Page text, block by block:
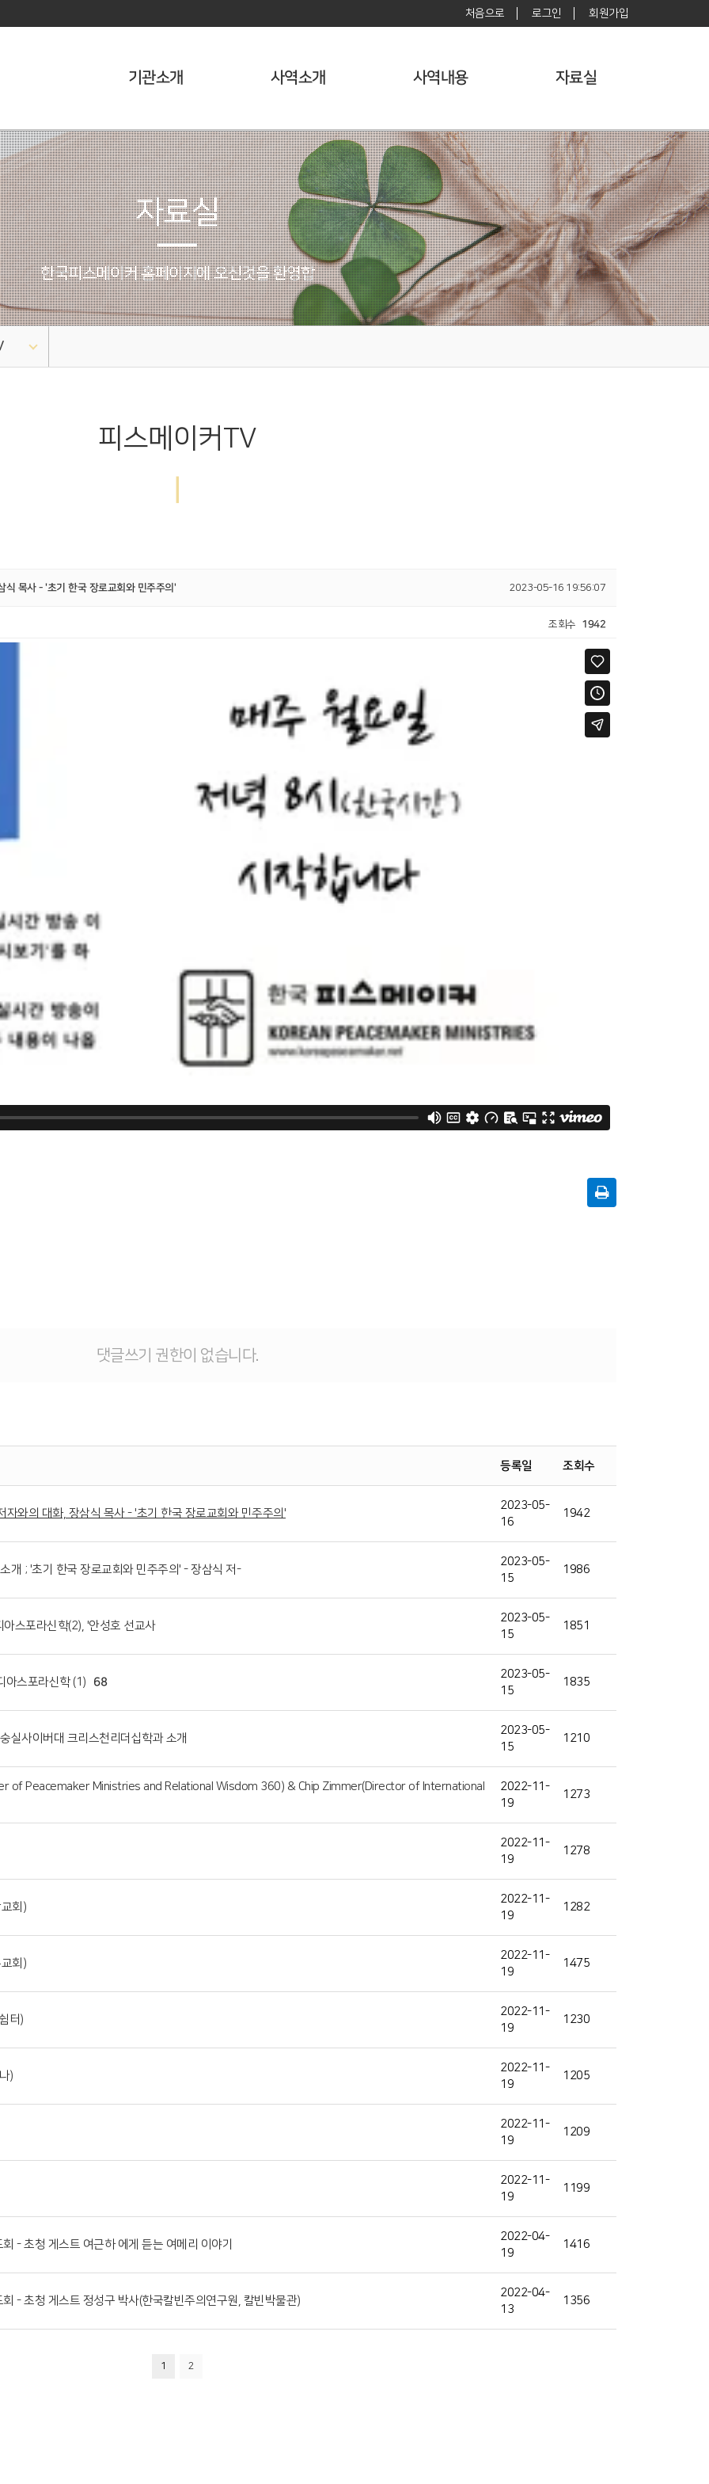
처음으로 로그인 회원가입
기관소개 사역소개 사역내용 자료실
자료실
한국피스메이커 홈페이지에 오신것을 환영합니다 !
피스메이커TV
목사 - '초기 한국 장로교회와 민주주의' 2023-05-16 19:56:07
조회수 1942
댓글쓰기 권한이 없습니다.
등록일 조회수
와의 대화, 장삼식 목사 - '초기 한국 장로교회와 민주주의'
2023-05-
16
1942
개 ; '초기 한국 장로교회와 민주주의' - 장삼식 저-
2023-05-
15
1986
스포라신학(2), '안성호 선교사
2023-05-
15
1851
스포라신학 (1) 68
2023-05-
15
1835
실사이버대 크리스천리더십학과 소개
2023-05-
15
1210
of Peacemaker Ministries and Relational Wisdom 360) & Chip Zimmer(Director of International
2022-11-
19
1273
2022-11-
19
1278
회)
2022-11-
19
1282
회)
2022-11-
19
1475
터)
2022-11-
19
1230
)
2022-11-
19
1205
2022-11-
19
1209
2022-11-
19
1199
- 초청 게스트 여근하 에게 듣는 여메리 이야기
2022-04-
19
1416
- 초청 게스트 정성구 박사(한국칼빈주의연구원, 칼빈박물관)
2022-04-
13
1356
1 2